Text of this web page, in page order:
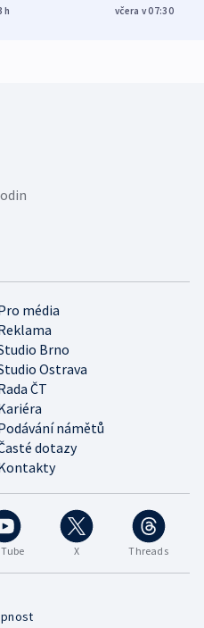
h
ukázala
včera v 07:30
X Threads
média
Brno
Ostrava
ČT
námětů
dotazy